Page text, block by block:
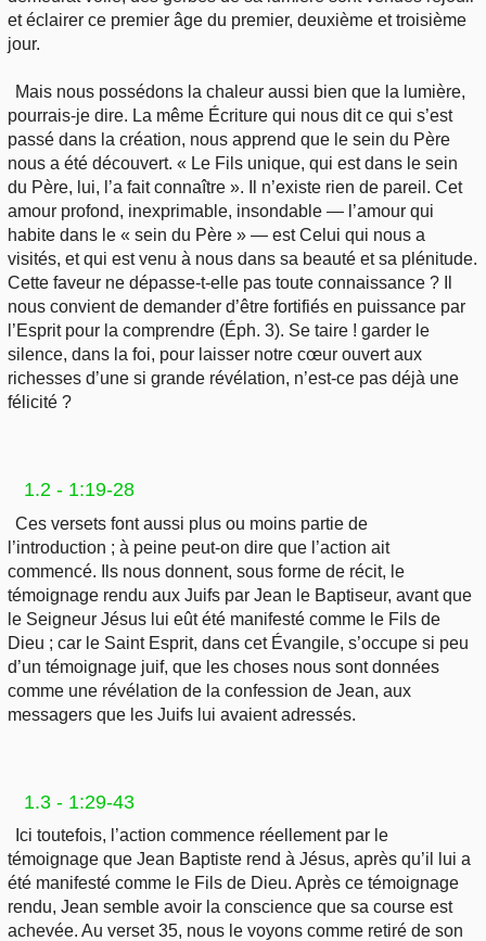
et éclairer ce premier âge du premier, deuxième et troisième
jour.
Mais nous possédons la chaleur aussi bien que la lumière,
pourrais-je dire. La même Écriture qui nous dit ce qui s’est
passé dans la création, nous apprend que le sein du Père
nous a été découvert. « Le Fils unique, qui est dans le sein
du Père, lui, l’a fait connaître ». Il n’existe rien de pareil. Cet
amour profond, inexprimable, insondable — l’amour qui
habite dans le « sein du Père » — est Celui qui nous a
visités, et qui est venu à nous dans sa beauté et sa plénitude.
Cette faveur ne dépasse-t-elle pas toute connaissance ? Il
nous convient de demander d’être fortifiés en puissance par
l’Esprit pour la comprendre (Éph. 3). Se taire ! garder le
silence, dans la foi, pour laisser notre cœur ouvert aux
richesses d’une si grande révélation, n’est-ce pas déjà une
félicité ?
1.2 - 1:19-28
Ces versets font aussi plus ou moins partie de
l’introduction ; à peine peut-on dire que l’action ait
commencé. Ils nous donnent, sous forme de récit, le
témoignage rendu aux Juifs par Jean le Baptiseur, avant que
le Seigneur Jésus lui eût été manifesté comme le Fils de
Dieu ; car le Saint Esprit, dans cet Évangile, s’occupe si peu
d’un témoignage juif, que les choses nous sont données
comme une révélation de la confession de Jean, aux
messagers que les Juifs lui avaient adressés.
1.3 - 1:29-43
Ici toutefois, l’action commence réellement par le
témoignage que Jean Baptiste rend à Jésus, après qu’il lui a
été manifesté comme le Fils de Dieu. Après ce témoignage
rendu, Jean semble avoir la conscience que sa course est
achevée. Au verset 35, nous le voyons comme retiré de son